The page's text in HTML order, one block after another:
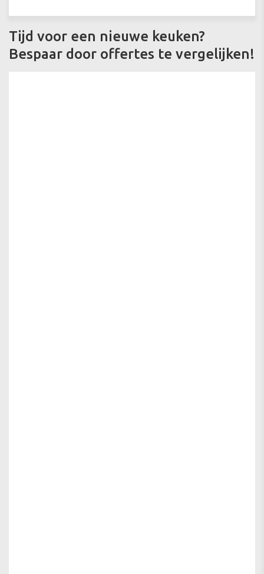
Tijd voor een nieuwe keuken?
Bespaar door offertes te vergelijken!